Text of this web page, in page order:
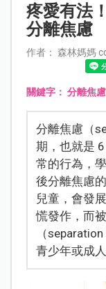
疼愛有法
分離焦慮
作者： 森林媽媽
關鍵字： 分離焦慮
分離焦慮（
期，也就是
常的行為，
後分離焦慮
兒童，會發
慌發作，而
（
青少年或成人